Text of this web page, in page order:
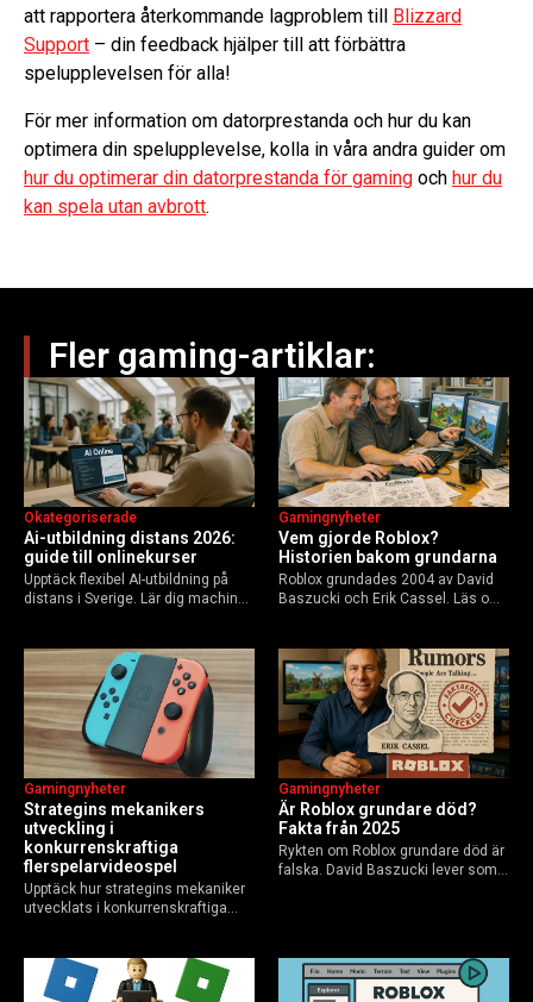
att rapportera återkommande lagproblem till Blizzard
Support – din feedback hjälper till att förbättra
spelupplevelsen för alla!
För mer information om datorprestanda och hur du kan
optimera din spelupplevelse, kolla in våra andra guider om
hur du optimerar din datorprestanda för gaming och hur du
kan spela utan avbrott.
Fler gaming-artiklar:
Ai-utbildning distans 2026:
guide till onlinekurser
Okategoriserade
Upptäck flexibel AI-utbildning på
distans i Sverige. Lär dig machine
Guide för nybörjare och
yrkesverksamma som vill bygga…
Vem gjorde Roblox?
Historien bakom grundarna
Gamingnyheter
Roblox grundades 2004 av David
Baszucki och Erik Cassel. Läs om
användare 2025, och vad som
händer inför 2026.
Strategins mekanikers
utveckling i
konkurrenskraftiga
flerspelarvideospel
Gamingnyheter
Upptäck hur strategins mekaniker
utvecklats i konkurrenskraftiga
AI-drivna innovationer.
Är Roblox grundare död?
Fakta från 2025
Gamingnyheter
Rykten om Roblox grundare död är
falska. David Baszucki lever som